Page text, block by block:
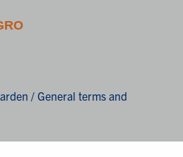
/ General terms and